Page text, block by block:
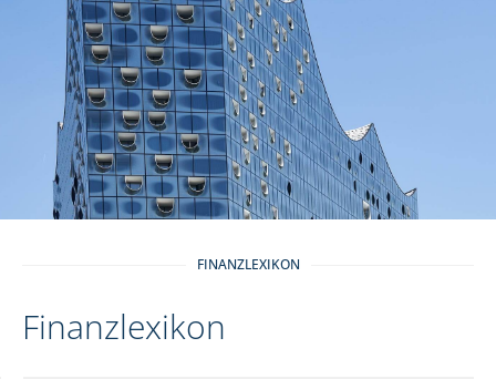
FINANZLEXIKON
Finanzlexikon